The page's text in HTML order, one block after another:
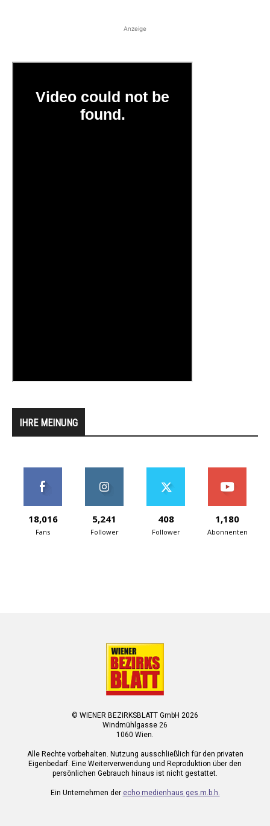
Anzeige
IHRE MEINUNG
18,016
Fans
5,241
Follower
408
Follower
1,180
Abonnenten
© WIENER BEZIRKSBLATT GmbH 2026
Windmühlgasse 26
1060 Wien.
Alle Rechte vorbehalten. Nutzung ausschließlich für den privaten
Eigenbedarf. Eine Weiterverwendung und Reproduktion über den
persönlichen Gebrauch hinaus ist nicht gestattet.
Ein Unternehmen der echo medienhaus ges.m.b.h.